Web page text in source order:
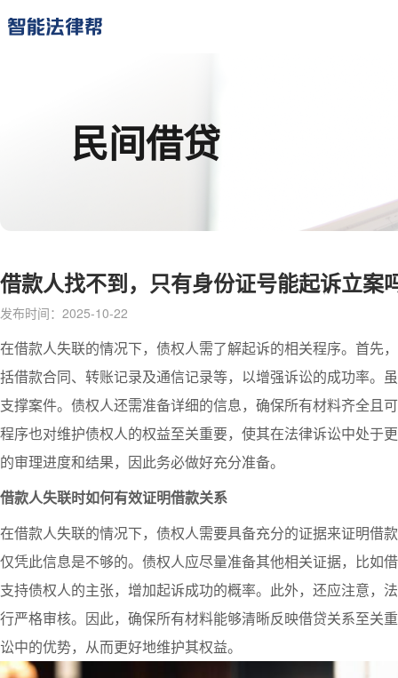
民间借贷
借款人找不到，只有身份证号能起诉立案
发布时间：2025-10-22
在借款人失联的情况下，债权人需了解起诉的相关程序。首先
括借款合同、转账记录及通信记录等，以增强诉讼的成功率。
支撑案件。债权人还需准备详细的信息，确保所有材料齐全且
程序也对维护债权人的权益至关重要，使其在法律诉讼中处于
的审理进度和结果，因此务必做好充分准备。
借款人失联时如何有效证明借款关系
在借款人失联的情况下，债权人需要具备充分的证据来证明借
仅凭此信息是不够的。债权人应尽量准备其他相关证据，比如
支持债权人的主张，增加起诉成功的概率。此外，还应注意，
行严格审核。因此，确保所有材料能够清晰反映借贷关系至关
讼中的优势，从而更好地维护其权益。